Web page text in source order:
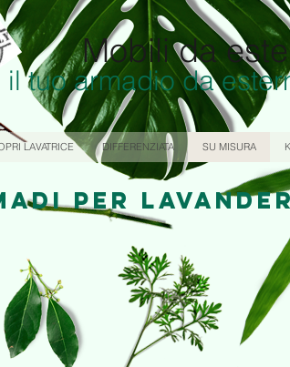
Mobili da
il tuo armadio da
LAVATRICE DIFFERENZIATA SU MISURA
PER